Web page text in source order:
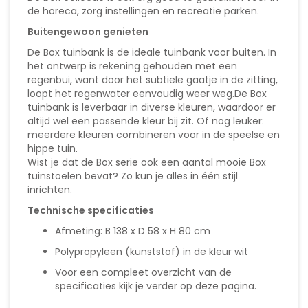
de horeca, zorg instellingen en recreatie parken.
Buitengewoon genieten
De Box tuinbank is de ideale tuinbank voor buiten. In
het ontwerp is rekening gehouden met een
regenbui, want door het subtiele gaatje in de zitting,
loopt het regenwater eenvoudig weer weg.De Box
tuinbank is leverbaar in diverse kleuren, waardoor er
altijd wel een passende kleur bij zit. Of nog leuker:
meerdere kleuren combineren voor in de speelse en
hippe tuin.
Wist je dat de Box serie ook een aantal mooie Box
tuinstoelen bevat? Zo kun je alles in één stijl
inrichten.
Technische specificaties
Afmeting: B 138 x D 58 x H 80 cm
Polypropyleen (kunststof) in de kleur wit
Voor een compleet overzicht van de
specificaties kijk je verder op deze pagina.